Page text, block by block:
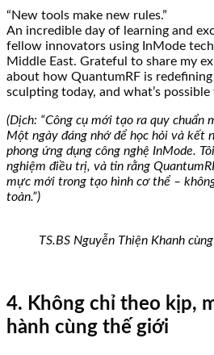
“New tools make new rules.”
An incredible day of learning and
fellow innovators using InMode
Middle East. Grateful to share my
about how QuantumRF is
sculpting today, and what’s possible
(Dịch: “Công cụ mới tạo ra quy chuẩn
Một ngày đáng nhớ để học hỏi và kết
phong ứng dụng công nghệ InMode.
nghiệm điều trị, và tin rằng
mực mới trong tạo hình cơ thể –
toàn.”)
TS.BS Nguyễn Thiện Khanh
4. Không chỉ theo kịp,
hành cùng thế giới